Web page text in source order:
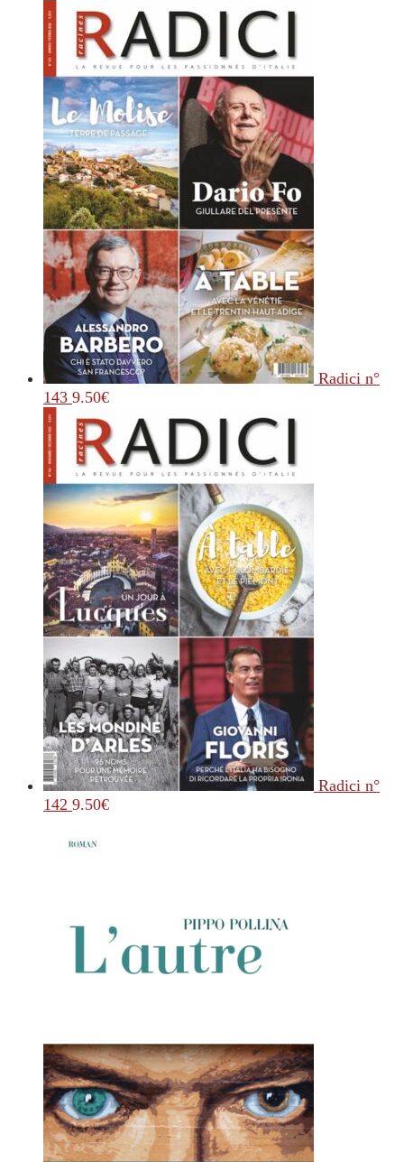
Radici n°
143 9.50€
Radici n°
142 9.50€